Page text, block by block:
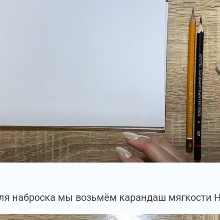
наброска мы возьмём карандаш мягкости